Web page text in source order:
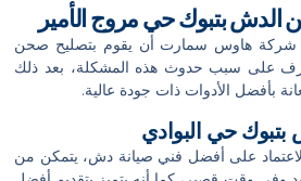
الدش بتبوك حي مروج الأمير
شركة هاوس سمارت أن يقوم بتصليح صحن
على سبب حدوث هذه المشكلة، بعد ذلك
بأفضل الأدوات ذات جودة عالية.
حي البوادي
على أفضل فني صيانة دش، يتمكن من